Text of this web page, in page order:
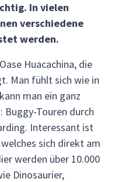
In vielen
verschiedene
werden.
Huacachina, die
Man fühlt sich wie in
man ein ganz
Buggy-Touren durch
Interessant ist
sich direkt am
werden über 10.000
Dinosaurier,